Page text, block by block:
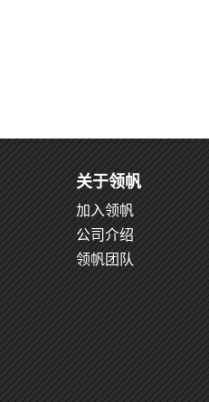
关于领帆
加入领帆
公司介绍
领帆团队